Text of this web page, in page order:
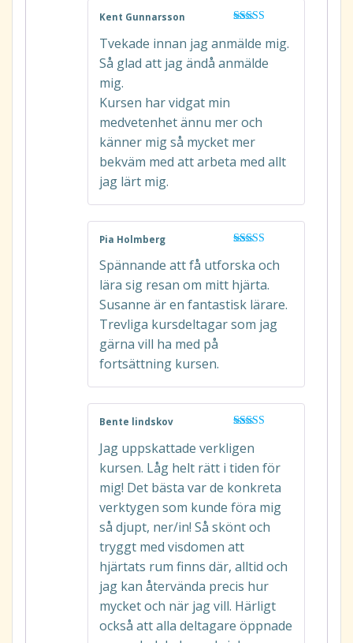
av 5
Kent Gunnarsson
Tvekade innan jag anmälde mig.
Så glad att jag ändå anmälde
mig.
Kursen har vidgat min
medvetenhet ännu mer och
känner mig så mycket mer
bekväm med att arbeta med allt
jag lärt mig.
4av 5
Pia Holmberg
Spännande att få utforska och
lära sig resan om mitt hjärta.
Susanne är en fantastisk lärare.
Trevliga kursdeltagar som jag
gärna vill ha med på
fortsättning kursen.
av 5
Bente lindskov
Jag uppskattade verkligen
kursen. Låg helt rätt i tiden för
mig! Det bästa var de konkreta
verktygen som kunde föra mig
så djupt, ner/in! Så skönt och
tryggt med visdomen att
hjärtats rum finns där, alltid och
jag kan återvända precis hur
mycket och när jag vill. Härligt
också att alla deltagare öppnade